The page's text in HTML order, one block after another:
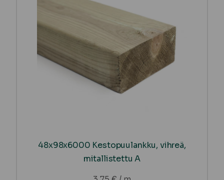
48x98x6000 Kestopuulankku, vihreä,
mitallistettu A